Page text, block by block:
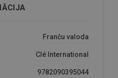
Franču valoda
Clé International
9782090395044